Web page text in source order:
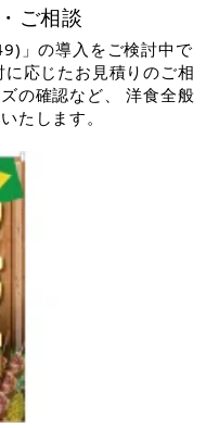
ご相談
」の導入をご検討中で
応じたお見積りのご相
の確認など、 洋食全般
たします。